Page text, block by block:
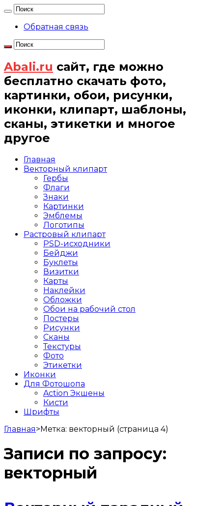
Обратная связь
Abali.ru сайт, где можно
бесплатно скачать фото,
картинки, обои, рисунки,
иконки, клипарт, шаблоны,
сканы, этикетки и многое
другое
Главная
Векторный клипарт
Гербы
Флаги
Знаки
Картинки
Эмблемы
Логотипы
Растровый клипарт
PSD-исходники
Бейджи
Буклеты
Визитки
Карты
Наклейки
Обложки
Обои на рабочий стол
Постеры
Рисунки
Сканы
Текстуры
Фото
Этикетки
Иконки
Для Фотошопа
Action Экшены
Кисти
Шрифты
Главная>Метка: векторный (страница 4)
Записи по запросу:
векторный